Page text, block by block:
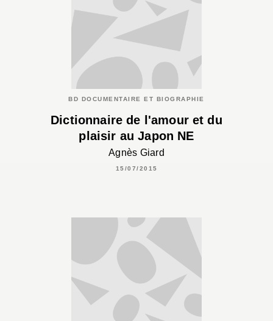
BD DOCUMENTAIRE ET BIOGRAPHIE
Dictionnaire de l'amour et du
plaisir au Japon NE
Agnès Giard
15/07/2015